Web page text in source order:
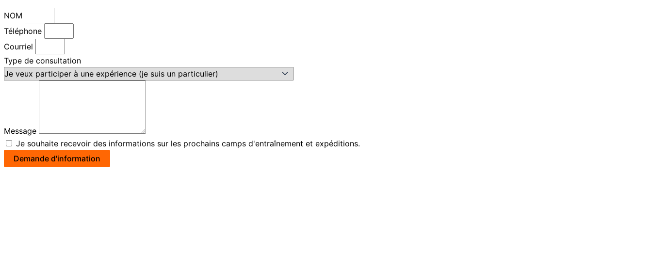
NOM
Téléphone
Courriel
Type de consultation
Message
Je souhaite recevoir des informations sur les prochains camps d'entraînement et expéditions.
Demande d'information